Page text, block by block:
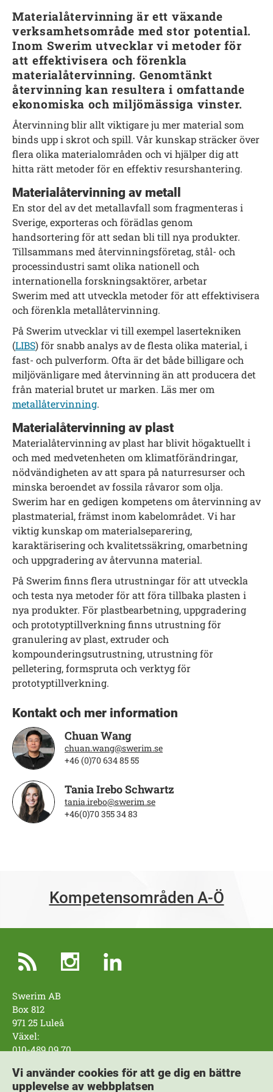
Materialåtervinning är ett växande
verksamhetsområde med stor potential.
Inom Swerim utvecklar vi metoder för
att effektivisera och förenkla
materialåtervinning. Genomtänkt
återvinning kan resultera i omfattande
ekonomiska och miljömässiga vinster.
Återvinning blir allt viktigare ju mer material som
binds upp i skrot och spill. Vår kunskap sträcker över
flera olika materialområden och vi hjälper dig att
hitta rätt metoder för en effektiv resurshantering.
Materialåtervinning av metall
En stor del av det metallavfall som fragmenteras i
Sverige, exporteras och förädlas genom
handsortering för att sedan bli till nya produkter.
Tillsammans med återvinningsföretag, stål- och
processindustri samt olika nationell och
internationella forskningsaktörer, arbetar
Swerim med att utveckla metoder för att effektivisera
och förenkla metallåtervinning.
På Swerim utvecklar vi till exempel lasertekniken
(LIBS) för snabb analys av de flesta olika material, i
fast- och pulverform. Ofta är det både billigare och
miljövänligare med återvinning än att producera det
från material brutet ur marken. Läs mer om
metallåtervinning.
Materialåtervinning av plast
Materialåtervinning av plast har blivit högaktuellt i
och med medvetenheten om klimatförändringar,
nödvändigheten av att spara på naturresurser och
minska beroendet av fossila råvaror som olja.
Swerim har en gedigen kompetens om återvinning av
plastmaterial, främst inom kabelområdet. Vi har
viktig kunskap om materialseparering,
karaktärisering och kvalitetssäkring, omarbetning
och uppgradering av återvunna material.
På Swerim finns flera utrustningar för att utveckla
och testa nya metoder för att föra tillbaka plasten i
nya produkter. För plastbearbetning, uppgradering
och prototyptillverkning finns utrustning för
granulering av plast, extruder och
kompounderingsutrustning, utrustning för
pelletering, formspruta och verktyg för
prototyptillverkning.
Kontakt och mer information
Chuan Wang
chuan.wang@swerim.se
+46 (0)70 634 85 55
Tania Irebo Schwartz
tania.irebo@swerim.se
+46(0)70 355 34 83
Kompetensområden A-Ö
Swerim AB
Box 812
971 25 Luleå
Växel:
010-489 09 70
Swerim AB
Box 7047
Vi använder cookies för att ge dig en bättre
upplevelse av webbplatsen